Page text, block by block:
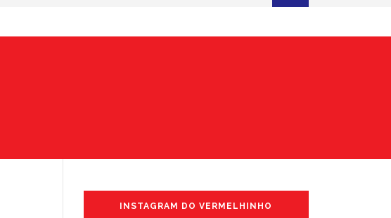
INSTAGRAM DO VERMELHINHO